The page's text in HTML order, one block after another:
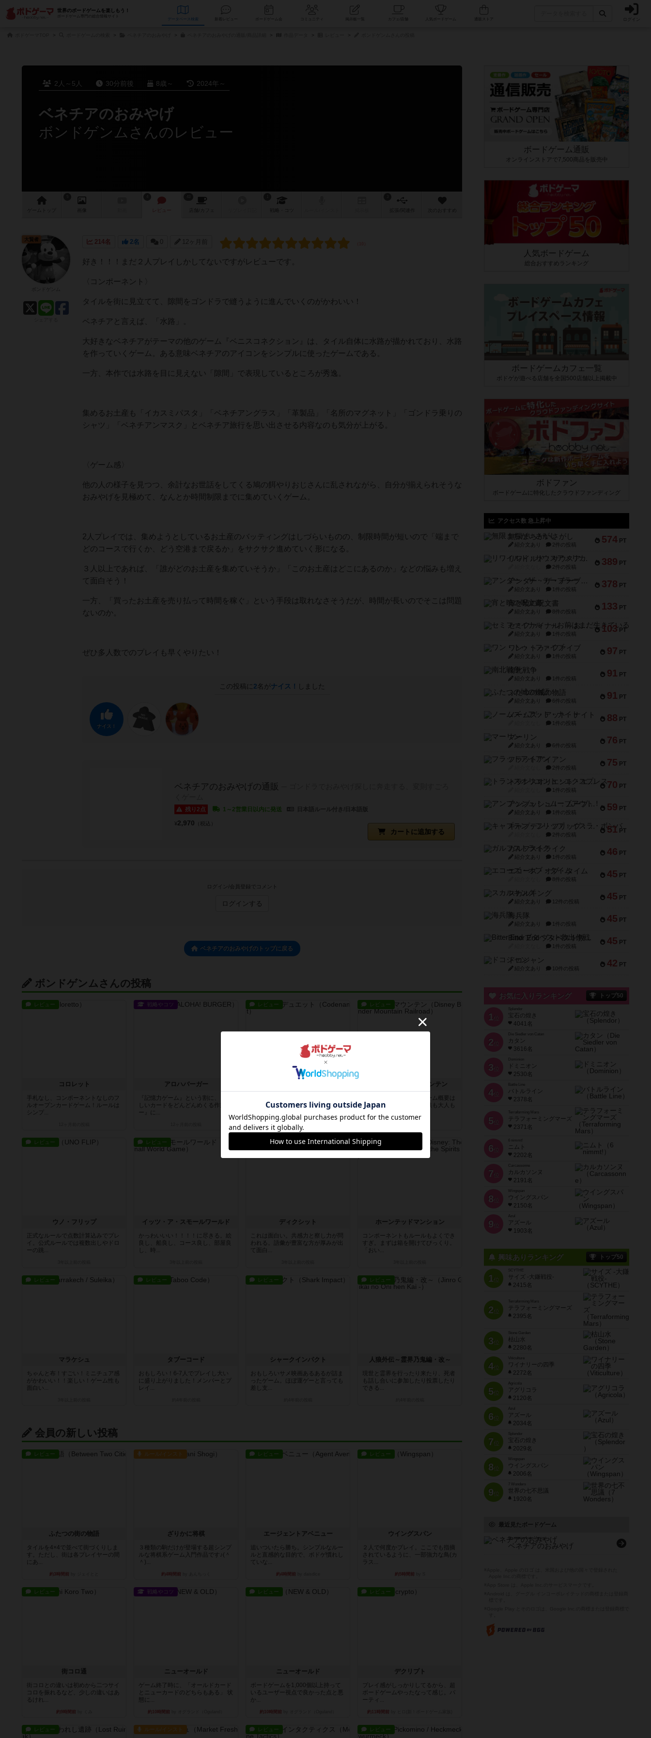
世界のボードゲームを楽しもう！
ボードゲーム専門の総合情報サイト
データベース コミュニティ 人気ボードゲーム ログイン
2人～5人 30分前後 8歳～ 2024年～
ベネチアのおみやげ
ボンドゲンムさんのレビュー
ゲーム 画像 レビュー 店舗/ カフェ 戦略 作 次のおすすめ
214名 2名 0 12ヶ月前
好き！！！まだ２人プレイしかしてないですがレビューです。
〈コンポーネント〉
タイルを街に見立てて、隙間をゴンドラで縫うように進んでいくのがかわいい！
ベネチアと言えば、「水路」。
大好きなベネチアがテーマの他のゲーム『ベニスコネクション』は、タイル自体に水路が描かれており、水路
を作っていくゲーム。ある意味ベネチアのアイコンをシンプルに使ったゲームである。
一方、本作では水路を目に見えない「隙間」で表現しているところが秀逸。
集めるお土産も「イカスミパスタ」「ベネチアングラス」「革製品」「名所のマグネット」「ゴンドラ乗りの
シャツ」「ベネチアンマスク」とベネチア旅行を思い出させる内容なのも気分が上がる。
〈ゲーム感〉
他の人の様子を見つつ、余計なお世話をしてくる鳩の餌やりおじさんに乱されながら、自分が揃えられそうな
おみやげを見極めて、なんとか時間制限までに集めていくゲーム。
2人プレイでは、集めようとしているお土産のバッティングはしづらいものの、制限時間が短いので「端まで
どのコースで行くか、どう空港まで戻るか」をサクサク進めていく形になる。
３人以上であれば、「誰がどのお土産を集めていそうか」「このお土産はどこにあるのか」などの悩みも増え
て面白そう！
一方、「買ったお土産を売り払って時間を稼ぐ」という手段は取れなさそうだが、時間が長いのでそこは問題
ないのか。
ぜひ多人数でのプレイも早くやりたい！
この投稿に 2名がナイス！ しました
ナイス！
ベネチアのおみやげの通販
残り2点 1～2営業日以内に発送
カートに追加する
¥2,970 （税込）
大賢者
ログイン/会員登録でコメント
ログインする
ベネチアのおみやげのトップに戻る
ボンドゲンムさんの投稿
レビュー
コロレット
手札なし、コンポーネントなしのフ
ルオープンカードゲーム！ルールは
シンプ...
戦略やコツ
アロハバーガー
『記憶力ゲーム』という割に、『新
しいカードをどんどんめくる作業ゲ
ー』に...
レビュー
ムのリーダー役とチーム員役を同時
3年弱前
レビュー
ビッグサンダーマウンテン
おもろーーー！！！！ゲーム概要は
説明に書きましたが、子供も大人も
レビュー
ウノ・フリップ
正式なルールで点数計算込みでプレ
イ。公式ルールでは複数出しやドロ
ーの跳...
レビュー
イッツ・ア・スモールワールド
かっわいいい！！！！に尽きる。絵
良し、船良し、コース良し、部屋良
し、時...
レビュー
ディクシット
これは面白い。共感力と察し力が問
われる。語彙が豊富な方が厚みが出
て面白...
レビュー
ホーンテッドマンション
コンポーネントもルールもよくでき
すぎ。まずは箱を開けてびっくり。
「おい...
レビュー
マラケシュ
ちゃんと布！すごい！ミニチュア感
がかわいい！！楽しい！ゲーム性も
面白い...
レビュー
タブーコード
おもしろい！6-7人でプレイし大い
に盛り上がりました！メンバーとプ
レイ...
レビュー
シャークインパクト
おもしろいサメ映画あるあるが詰ま
ったゲーム。ほぼ運ゲーと言っても
差し支...
レビュー
人狼外伝～霊界乃鬼編・改～
現世と霊界を行ったり来たり、死者
も話し合いに参加したり投票したり
できる...
会員の新しい投稿
レビュー
ふたつの街の物語
タイルを4×4で並べて街づくりしま
す。ただし、街は各プレイヤーの間
にあ...
約3時間前
ルール/インスト
ざりかに将棋
３種類の駒だけが登場する超シンプ
ルな将棋系ゲーム入門作品です♪(＾
＾)...
約4時間前
レビュー
エージェントアベニュー
追いついたら勝ち。シンプルなルー
ルと直感的な目的で、ボドゲ慣れし
ていな...
約4時間前
レビュー
ウイングスパン
２人で何度かプレイ。ここでも指摘
されているように、一部強力な鳥(カ
ラス...
約5時間前
レビュー
街コロ通
街コロとの違いは初めから二つサイ
コロを振れるなど、少しの違いはあ
るけれ...
約9時間前
戦略やコツ
ニューオールド
ゲーム終了時に、「オールドカード
とニューカードのどちらもある」 状
態に...
約10時間前
レビュー
ニューオールド
ボードゲームを1,000個以上持って
いるユーザー視点で良かった点と悪
か...
約10時間前
レビュー
デクリプト
プレイ感がしっかりしてるから、超
ボードゲームやったなって感じ。パ
ーティ...
約11時間前
レビュー ルール/インスト レビュー レビュー
ボードゲーム通販
オンラインストアで7,500商品を販売中
人気ボードゲーム
総合おすすめランキング
ボードゲームカフェ一覧
ボドゲが遊べる店舗を全国500店舗以上掲載中
ボドファン
ボードゲームに特化したクラウドファンディング
アクセス数 急上昇中
574 PT
無限まちがいさがし
紹介文あり 2件の投稿
389 PT
リワイルド：サウスアメリカ
2件の投稿
378 PT
アンダー・ザ・テーブラー
紹介文あり 1件の投稿
133 PT
宵と暁の呪文書
紹介文あり 8件の投稿
103 PT
セミファイナル ～お前はまだ生きている～
紹介文あり 1件の投稿
97 PT
ワン・トゥ・ファイブ
紹介文あり 1件の投稿
91 PT
南北戦争
紹介文あり 1件の投稿
91 PT
ふたつの城の物語
紹介文あり 6件の投稿
88 PT
ノームズ・アット・ナイト
1件の投稿
76 PT
マーリン
紹介文あり 6件の投稿
75 PT
フラットアイアン
2件の投稿
70 PT
トランスオリエント・エクスプレス
1件の投稿
59 PT
アンブッシュ！：ムーブアウト！
紹介文あり 1件の投稿
51 PT
キャプテン・フリップ：イスラ・ボンバ
2件の投稿
46 PT
ガルフストライク
紹介文あり 1件の投稿
45 PT
エコーズ・オブ・タイム
8件の投稿
45 PT
スカルキング
紹介文あり 12件の投稿
45 PT
海兵隊
紹介文あり 1件の投稿
45 PT
Bitter End ブタペスト救出作戦
1件の投稿
42 PT
ドコジャン
紹介文あり 10件の投稿
お気に入りランキング トップ50
1 位
宝石の煌き
4041名
2 位
Die Siedler von Catan
カタン
3616名
3 位
ドミニオン
2530名
4位
Battle Line
バトルライン
2378名
5 位
Terraforming Mars
テラフォーミングマーズ
2371名
6 位
ニムト
2202名
7 位
Carcassonne
カルカソンヌ
2191名
8 位
Wingspan
ウイングスパン
2150名
9 位
Azul
アズール
1903名
興味ありランキング トップ50
1位
SCYTHE
サイズ -大鎌戦役-
2415名
2位
Terraforming Mars
テラフォーミングマーズ
2395名
3位
Stone Garden
枯山水
2280名
4位
Viticulture
ワイナリーの四季
2272名
5位
Agricola
アグリコラ
2120名
6位
Azul
アズール
2034名
7位
宝石の煌き
2029名
8位
Wingspan
ウイングスパン
2006名
9位
7 Wonders
世界の七不思議
1920名
最近見たボードゲーム
Souvenirs from Venice
ベネチアのおみやげ